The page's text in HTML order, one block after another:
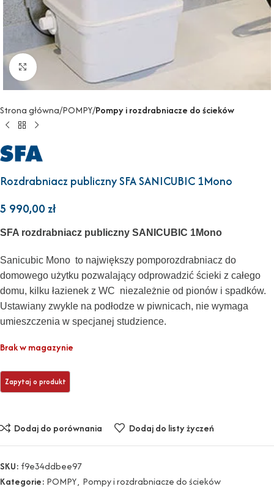
Powiększ
Strona główna POMPY Pompy i rozdrabniacze do ścieków
Rozdrabniacz publiczny SFA SANICUBIC 1Mono
5 990,00zł
SFA rozdrabniacz publiczny SANICUBIC 1Mono
Sanicubic Mono to największy pomporozdrabniacz do
domowego użytku pozwalający odprowadzić ścieki z całego
domu, kilku łazienek z WC niezależnie od pionów i spadków.
Ustawiany zwykle na podłodze w piwnicach, nie wymaga
umieszczenia w specjanej studzience.
Brak w magazynie
Dodaj do porównania Dodaj do listy życzeń
SKU: f9e34ddbee97
Kategorie: POMPY, Pompy i rozdrabniacze do ścieków